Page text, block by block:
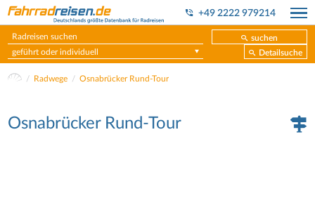
+49 2222 979214
suchen
geführt oder individuell
Detailsuche
Radwege Osnabrücker Rund-Tour
Osnabrücker Rund-Tour